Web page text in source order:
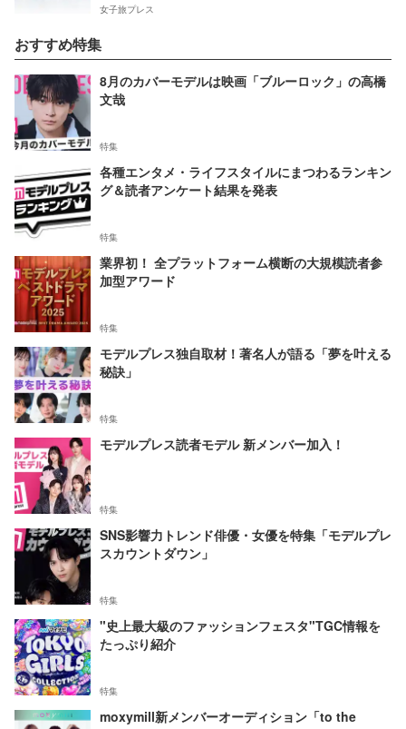
女子旅プレス
おすすめ特集
8月のカバーモデルは映画「ブルーロック」の高橋
文哉
特集
各種エンタメ・ライフスタイルにまつわるランキン
グ＆読者アンケート結果を発表
特集
業界初！ 全プラットフォーム横断の大規模読者参
加型アワード
特集
モデルプレス独自取材！著名人が語る「夢を叶える
秘訣」
特集
モデルプレス読者モデル 新メンバー加入！
特集
SNS影響力トレンド俳優・女優を特集「モデルプレ
スカウントダウン」
特集
"史上最大級のファッションフェスタ"TGC情報を
たっぷり紹介
特集
moxymill新メンバーオーディション「to the